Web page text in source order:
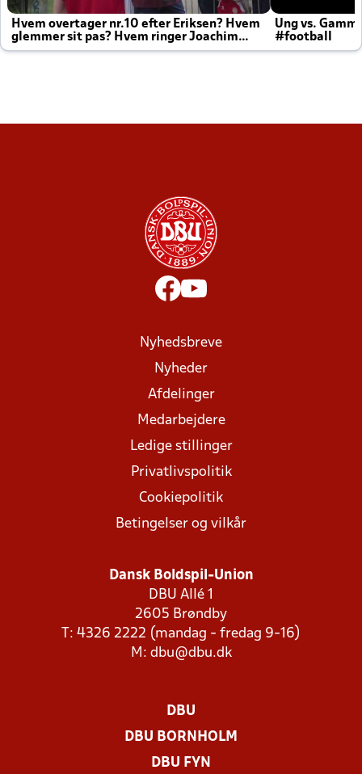
Hvem overtager nr.10 efter Eriksen? Hvem
glemmer sit pas? Hvem ringer Joachim
altid til efter kampe?
Ung vs.
#football
Nyhedsbreve
Nyheder
Afdelinger
Medarbejdere
Ledige stillinger
Privatlivspolitik
Cookiepolitik
Betingelser og vilkår
Dansk Boldspil-Union
DBU Allé 1
2605 Brøndby
T: 4326 2222 (mandag - fredag 9-16)
M: dbu@dbu.dk
DBU
DBU BORNHOLM
DBU FYN